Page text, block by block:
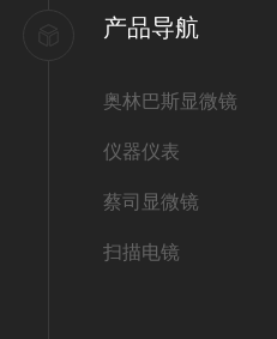
产品导航
奥林巴斯显微镜
仪器仪表
蔡司显微镜
扫描电镜